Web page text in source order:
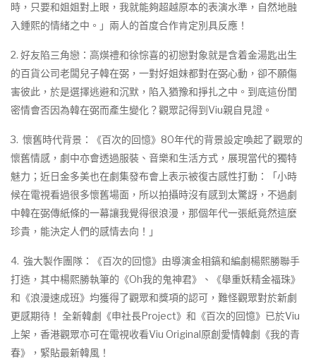
時，只要和姐姐對上眼，我就能夠超越原本的表演水準，自然地融
入鍾熙的情緒之中。」兩人的首度合作肯定別具反應！
2. 好友陷三角戀：高煐禮和徐悰喜的初戀對象就是含着金湯匙出生
的百貨公司老闆兒子韓在弼，一對好姐妹都對在弼心動，卻不願傷
害彼此，於是選擇逃避和沉默，陷入猶豫和掙扎之中。到底這份閨
密情會否因為韓在弼而產生變化？觀眾記得到Viu親自見證。
3. 懷舊時代背景：《百次的回憶》80年代的背景設定喚起了觀眾的
懷舊情感，劇中亦會透過服裝、音樂和生活方式，展現當代的獨特
魅力；近日金多美也在劇集發布會上表示被復古感性打動：「小時
候在電視看過很多懷舊場面，所以拍攝時沒有感到太驚訝，不過劇
中韓在弼傳紙條的一幕讓我覺得很浪漫，那個年代一張紙竟然這麼
珍貴，能決定人們的感情去向！」
4. 強大製作團隊：《百次的回憶》由導演金相鎬和編劇楊熙勝聯手
打造，其中楊熙勝執筆的《Oh我的鬼神君》、《舉重妖精金福珠》
和《浪漫速成班》均獲得了觀眾和獎項的認可，難怪觀眾對於新劇
更感期待！ 全新韓劇《申社長Project》和《百次的回憶》已於Viu
上架，香港觀眾亦可在電視收看Viu Original原創愛情韓劇《我的青
春》，緊貼最新韓風！